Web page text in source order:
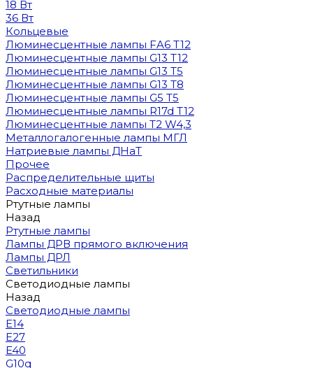
18 Вт
36 Вт
Кольцевые
Люминесцентные лампы FA6 T12
Люминесцентные лампы G13 T12
Люминесцентные лампы G13 T5
Люминесцентные лампы G13 T8
Люминесцентные лампы G5 T5
Люминесцентные лампы R17d T12
Люминесцентные лампы T2 W4,3
Металлогалогенные лампы МГЛ
Натриевые лампы ДНаТ
Прочее
Распределительные щиты
Расходные материалы
Ртутные лампы
Назад
Ртутные лампы
Лампы ДРВ прямого включения
Лампы ДРЛ
Светильники
Светодиодные лампы
Назад
Светодиодные лампы
E14
E27
E40
G10q